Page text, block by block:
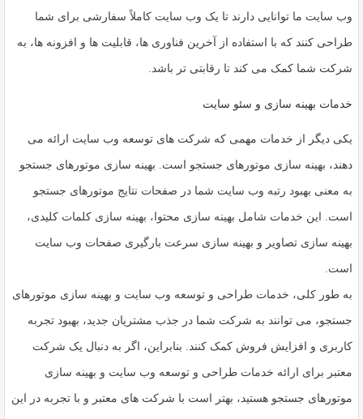
وب سایت ما توانایی دارند تا یک وب سایت کاملاً سفارشی برای شما
طراحی کنند که با استفاده از آخرین فناوری ها، قابلیت ها و افزونه ها، به
شرکت شما کمک می کند تا رقابتی تر باشد.
خدمات بهینه سازی و سئو سایت
یکی دیگر از خدمات مهمی که شرکت های توسعه وب سایت ارائه می
دهند، بهینه سازی موتورهای جستجو است. بهینه سازی موتورهای جستجو
به معنی بهبود رتبه وب سایت شما در صفحات نتایج موتورهای جستجو
است. این خدمات شامل بهینه سازی محتوا، بهینه سازی کلمات کلیدی،
بهینه سازی تصاویر و بهینه سازی سرعت بارگیری صفحات وب سایت
است.
به طور کلی، خدمات طراحی و توسعه وب سایت و بهینه سازی موتورهای
جستجو، می توانند به شرکت شما در جذب مشتریان جدید، بهبود تجربه
کاربری و افزایش فروش کمک کنند. بنابراین، اگر به دنبال یک شرکت
معتبر برای ارائه خدمات طراحی و توسعه وب سایت و بهینه سازی
موتورهای جستجو هستید، بهتر است با شرکت های معتبر و با تجربه در این